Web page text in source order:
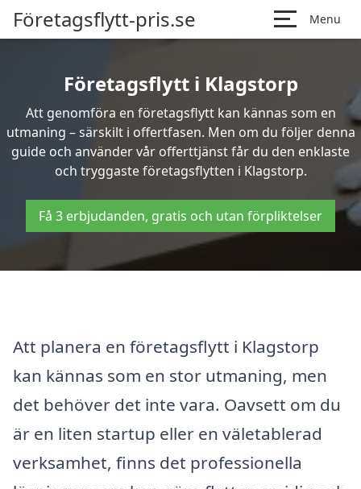
Företagsflytt-pris.se Menu
Företagsflytt i Klagstorp
Att genomföra en företagsflytt kan kännas som en
utmaning – särskilt i offertfasen. Men om du följer denna
guide och använder vår offerttjänst får du den enklaste
och tryggaste företagsflytten i Klagstorp.
Få 3 erbjudanden, gratis och utan förpliktelser
Att planera en företagsflytt i Klagstorp
kan kännas som en stor utmaning, men
det behöver det inte vara. Oavsett om du
är en liten startup eller en väletablerad
verksamhet, finns det professionella